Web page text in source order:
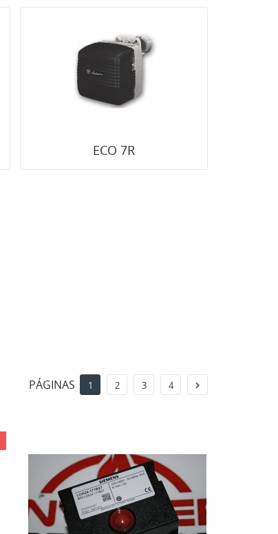
ECO 7R
PÁGINAS 1 2 3 4 